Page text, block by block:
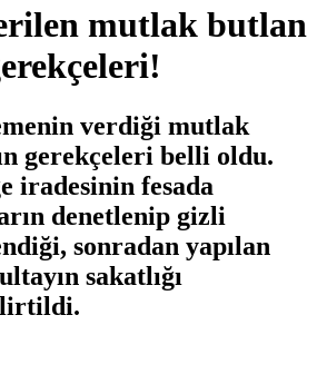
mutlak butlan
verdiği mutlak
gerekçeleri belli oldu.
iradesinin fesada
denetlenip gizli
sonradan yapılan
sakatlığı